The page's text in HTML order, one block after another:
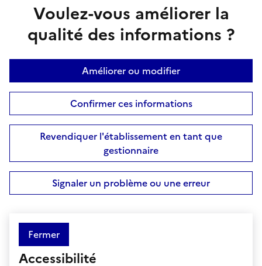
Voulez-vous améliorer la
qualité des informations ?
Améliorer ou modifier
Confirmer ces informations
Revendiquer l'établissement en tant que
gestionnaire
Signaler un problème ou une erreur
Fermer
Accessibilité